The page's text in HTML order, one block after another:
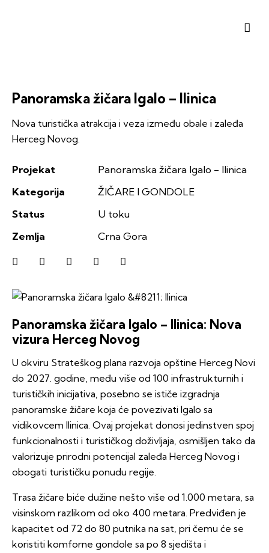
Panoramska žičara Igalo – Ilinica
Nova turistička atrakcija i veza između obale i zaleđa
Herceg Novog.
Projekat
Panoramska žičara Igalo - Ilinica
Kategorija
ŽIČARE I GONDOLE
Status
U toku
Zemlja
Crna Gora
Panoramska žičara Igalo – Ilinica: Nova
vizura Herceg Novog
U okviru Strateškog plana razvoja opštine Herceg Novi
do 2027. godine, među više od 100 infrastrukturnih i
turističkih inicijativa, posebno se ističe izgradnja
panoramske žičare koja će povezivati Igalo sa
vidikovcem Ilinica. Ovaj projekat donosi jedinstven spoj
funkcionalnosti i turističkog doživljaja, osmišljen tako da
valorizuje prirodni potencijal zaleđa Herceg Novog i
obogati turističku ponudu regije.
Trasa žičare biće dužine nešto više od 1.000 metara, sa
visinskom razlikom od oko 400 metara. Predviđen je
kapacitet od 72 do 80 putnika na sat, pri čemu će se
koristiti komforne gondole sa po 8 sjedišta i